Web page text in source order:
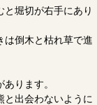
堀切が右手にあり
は倒木と枯れ草で進
ります。
と出会わないように